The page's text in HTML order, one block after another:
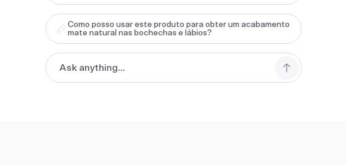
Como posso usar este produto para obter um acabamento
mate natural nas bochechas e lábios?